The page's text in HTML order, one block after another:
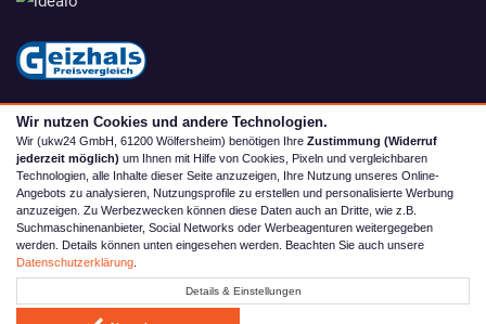
Alle Preise inkl. MwSt. zzgl. Versand | *) Unverbindliche
Preisempfehlung | **) Ehemaliger Verkaufspreis
Wir nutzen Cookies und andere Technologien.
Wir (ukw24 GmbH, 61200 Wölfersheim) benötigen Ihre Zustimmung (Widerruf
jederzeit möglich) um Ihnen mit Hilfe von Cookies, Pixeln und vergleichbaren
Technologien, alle Inhalte dieser Seite anzuzeigen, Ihre Nutzung unseres Online-
Angebots zu analysieren, Nutzungsprofile zu erstellen und personalisierte Werbung
anzuzeigen. Zu Werbezwecken können diese Daten auch an Dritte, wie z.B.
Suchmaschinenanbieter, Social Networks oder Werbeagenturen weitergegeben
werden. Details können unten eingesehen werden. Beachten Sie auch unsere
Datenschutzerklärung
Details & Einstellungen